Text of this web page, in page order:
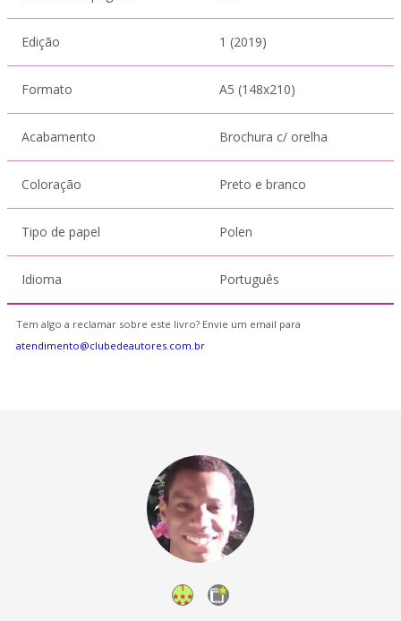
Edição 1 (2019)
Formato A5 (148x210)
Acabamento Brochura c/ orelha
Coloração Preto e branco
Tipo de papel Polen
Idioma Português
Tem algo a reclamar sobre este livro? Envie um email para
atendimento@clubedeautores.com.br